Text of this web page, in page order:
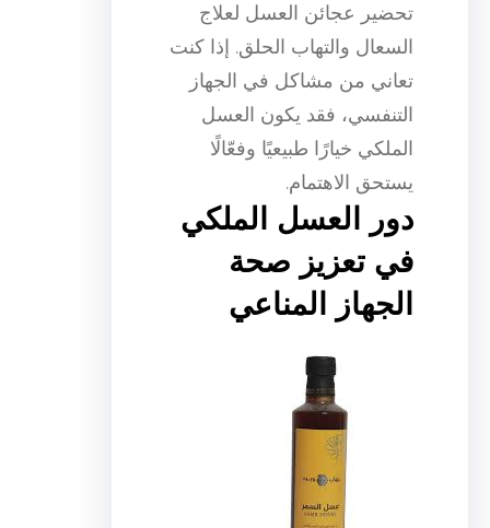
تحضير عجائن العسل لعلاج
السعال والتهاب الحلق. إذا كنت
تعاني من مشاكل في الجهاز
التنفسي، فقد يكون العسل
الملكي خيارًا طبيعيًا وفعّالًا
يستحق الاهتمام.
دور العسل الملكي
في تعزيز صحة
الجهاز المناعي